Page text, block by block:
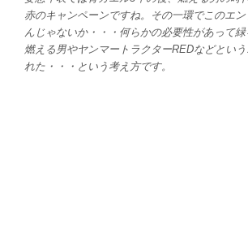
赤のキャンペーンですね。その一環でこのエ
んじゃないか・・・何らかの必要性があって緑
燃える男やヤンマートラクターREDなどとい
れた・・・という考え方です。